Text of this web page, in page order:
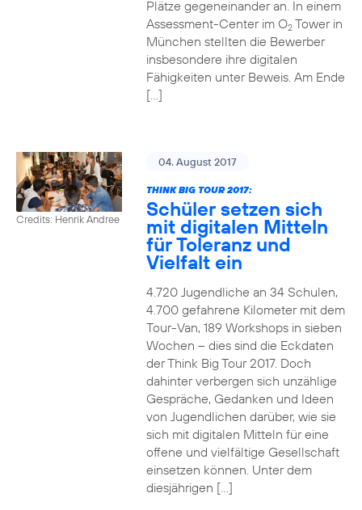
Plätze gegeneinander an. In einem
Assessment-Center im O2Tower in
München stellten die Bewerber
insbesondere ihre digitalen
Fähigkeiten unter Beweis. Am Ende
[…]
Credits: Henrik Andree
04. August 2017
THINK BIG TOUR 2017:
Schüler setzen sich
mit digitalen Mitteln
für Toleranz und
Vielfalt ein
4.720 Jugendliche an 34 Schulen,
4.700 gefahrene Kilometer mit dem
Tour-Van, 189 Workshops in sieben
Wochen – dies sind die Eckdaten
der Think Big Tour 2017. Doch
dahinter verbergen sich unzählige
Gespräche, Gedanken und Ideen
von Jugendlichen darüber, wie sie
sich mit digitalen Mitteln für eine
offene und vielfältige Gesellschaft
einsetzen können. Unter dem
diesjährigen […]